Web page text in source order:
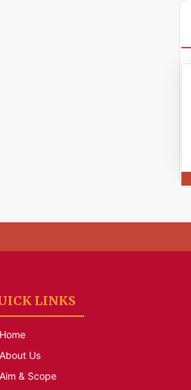
LINKS
Home
About Us
Aim & Scope